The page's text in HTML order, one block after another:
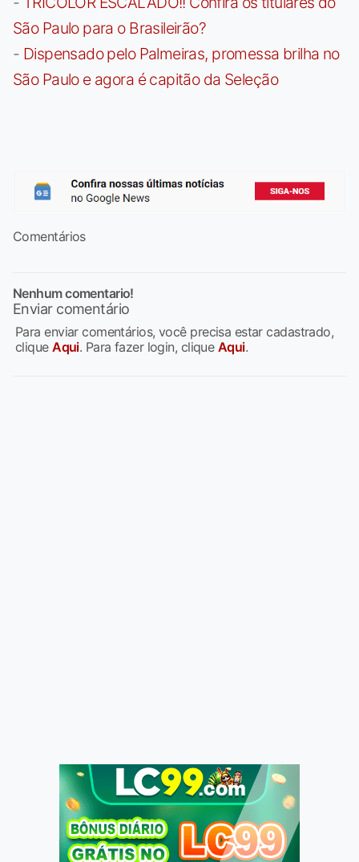
São Paulo para o Brasileirão?
- Dispensado pelo Palmeiras, promessa brilha no
São Paulo e agora é capitão da Seleção
Comentários
Nenhum comentario!
Enviar comentário
Para enviar comentários, você precisa estar cadastrado,
cliqueAqui. Para fazer login, clique Aqui.